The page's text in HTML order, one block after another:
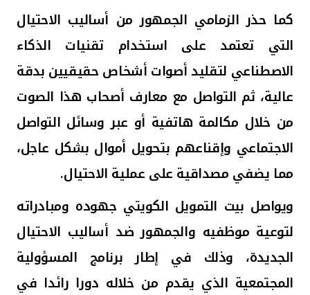
كما حذر الزمامي الجمهور من أساليب الاحتيال
التي تعتمد على استخدام تقنيات الذكاء
الاصطناعي لتقليد أصوات أشخاص حقيقيين بدقة
عالية، ثم التواصل مع معارف أصحاب هذا الصوت
من خلال مكالمة هاتفية أو عبر وسائل التواصل
الاجتماعي وإقناعهم بتحويل أموال بشكل عاجل،
مما يضفي مصداقية على عملية الاحتيال.
ويواصل بيت التمويل الكويتي جهوده ومبادراته
لتوعية موظفيه والجمهور ضد أساليب الاحتيال
الجديدة، وذلك في إطار برنامج المسؤولية
المجتمعية الذي يقدم من خلاله دورا رائدا في